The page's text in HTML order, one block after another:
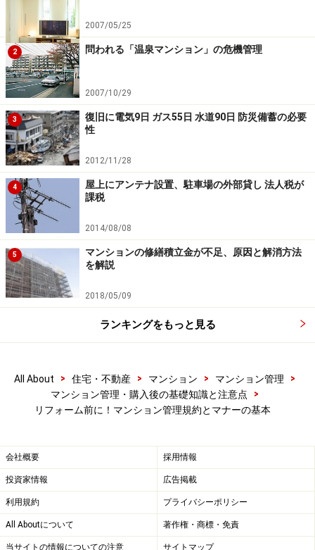
られていることもあります。
具体的な例では、指定業者以外の出入り禁止、水廻りの
設備の移動禁止、配管の交換禁止などを定めている事例
もあります。
その他、分電盤の容量やガス給湯器のサイズについては
あらかじめ上限が決められている
んので、事前に管理規約に目を通すようにしてくださ
い。
2) 必要な書類等を揃えて申請書を提出
設計図、仕様書、工程表を添付のうえ、工事申請書（通
常の場合、管理組合指定の書式があります。）を管理組
合理事長に提出します。
この申請を行わなかったり、正式に承認が下りる前に工
事を実施した場合には、管理組合から工事の差止めや原
す。
最後にマナーとしてのアドバイスですが、大掛かりなリ
フォームをする場合には、自分の両隣りと上・下階の住
人に挨拶されることをお奨めします。
特に中古マンションを購入して入居前にリフォームする
場合には、新たなコミュニティでの生活をスムーズに始
2007/05/25
2 問われる「温泉マンション」の危機管理
2007/10/29
3
復旧に電気9日 ガス55日 水道90日 防災備蓄の必要
性
2012/11/28
4
屋上にアンテナ設置、駐車場の外部貸し 法人税が
課税
2014/08/08
5
マンションの修繕積立金が不足、原因と解消方法
を解説
2018/05/09
ランキングをもっと見る
All About > 住宅・不動産 > マンション > マンション管理
>
マンション管理・購入後の基礎知識と注意点
>
リフォーム前に！マンション管理規約とマナーの基本
会社概要 採用情報
投資家情報 広告掲載
利用規約 プライバシーポリシー
All Aboutについて 著作権・商標・免責
当サイトの情報についての注意 サイトマップ